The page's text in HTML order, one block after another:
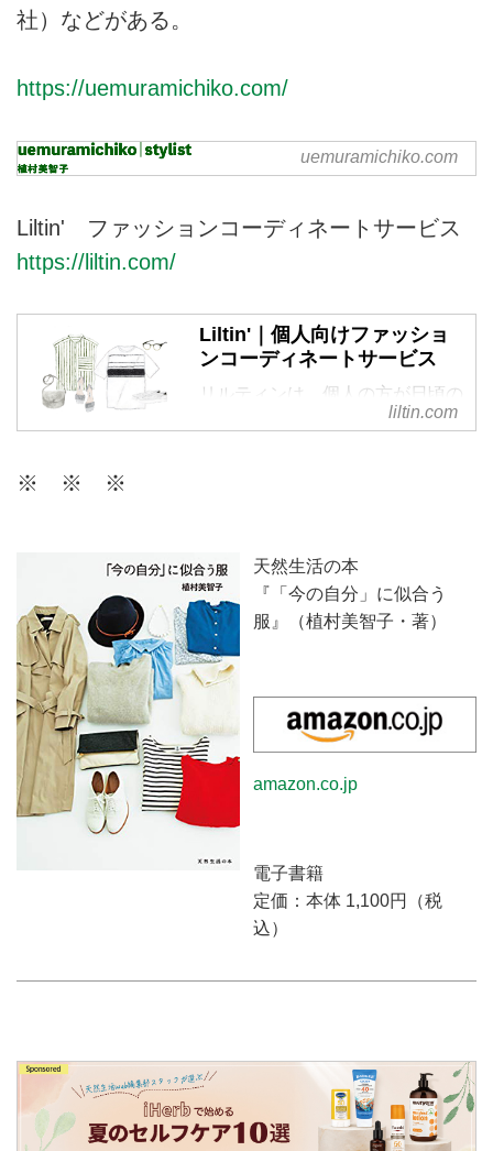
社）などがある。
https://uemuramichiko.com/
uemuramichiko | stylist 植村
スタイリスト植村美智子のホーム
uemuramichiko.com
Liltin' ファッションコーディネートサービス
https://liltin.com/
Liltin'｜個人向けファッショ
ンコーディネートサービス
リルティンは、個人の方が日頃の
ファッションに関するお悩みを相
liltin.com
※ ※ ※
天然生活の本
『「今の自分」に似合う
服』（植村美智子・著）
amazon.co.jp
電子書籍
定価：本体 1,100円（税
込）